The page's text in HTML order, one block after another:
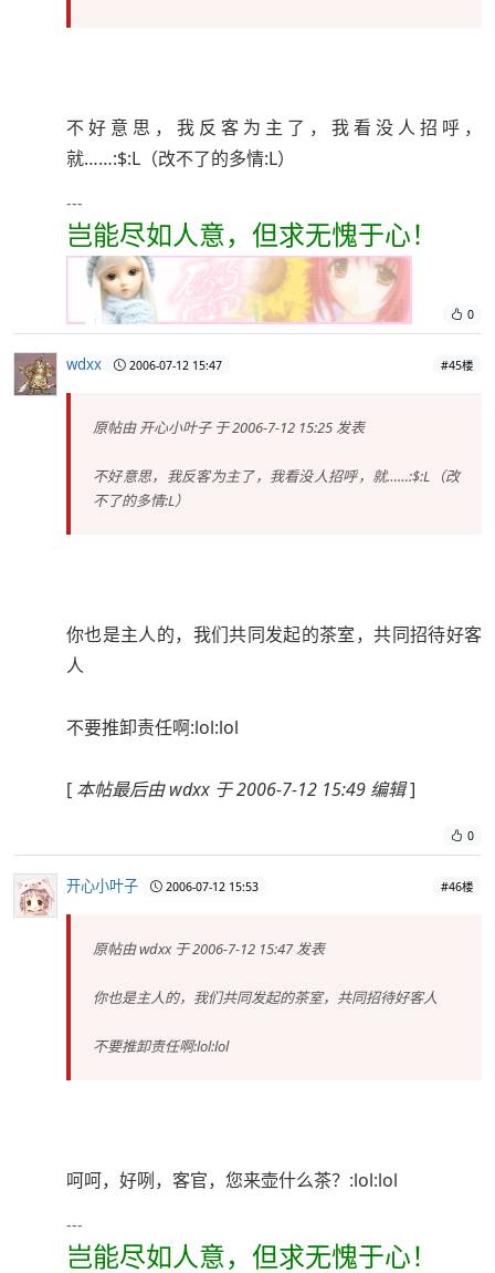
不好意思，我反客为主了，我看没人招呼，
就……:$:L（改不了的多情:L）
---
岂能尽如人意，但求无愧于心！
0
wdxx 2006-07-12 15:47 #45楼
原帖由开心小叶子于 2006-7-12 15:25 发表
不好意思，我反客为主了，我看没人招呼，就……:$:L（改
不了的多情:L）
你也是主人的，我们共同发起的茶室，共同招待好客
人
不要推卸责任啊:lol:lol
[ 本帖最后由 wdxx 于 2006-7-12 15:49 编辑]
0
开心小叶子 2006-07-12 15:53 #46楼
原帖由wdxx于 2006-7-12 15:47 发表
你也是主人的，我们共同发起的茶室，共同招待好客人
不要推卸责任啊:lol:lol
呵呵，好咧，客官，您来壶什么茶？:lol:lol
---
岂能尽如人意，但求无愧于心！